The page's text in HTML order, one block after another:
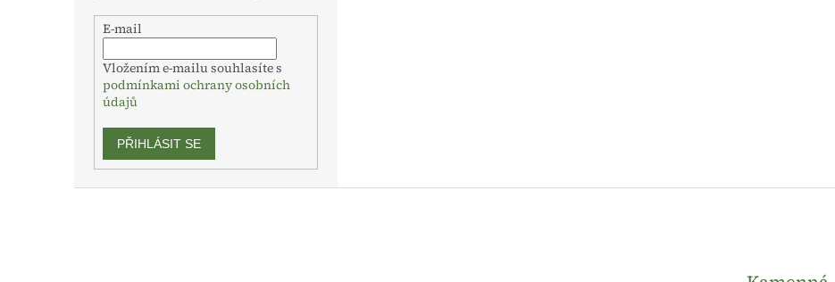
E-mail
Vložením e-mailu souhlasíte s
podmínkami ochrany osobních
údajů
PŘIHLÁSIT SE